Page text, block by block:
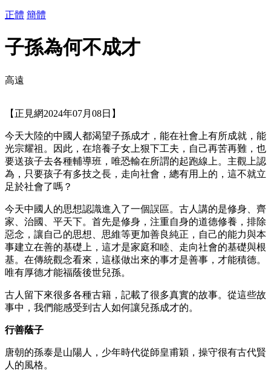
正體 簡體
子孫為何不成才
高遠
【正見網2024年07月08日】
今天大陸的中國人都渴望子孫成才，能在社會上有所成就，能
光宗耀祖。因此，在培養子女上狠下工夫，自己再苦再難，也
要送孩子去各種輔導班，唯恐輸在所謂的起跑線上。主觀上認
為，只要孩子有多技之長，走向社會，總有用上的，這不就立
足於社會了嗎？
今天中國人的思想認識進入了一個誤區。古人講的是修身、齊
家、治國、平天下。首先是修身，注重自身的道德修養，排除
惡念，讓自己的思想、思維等更加善良純正，自己的能力與本
事建立在善的基礎上，這才是家庭和睦、走向社會的基礎與根
基。在傳統觀念看來，這樣做出來的事才是善事，才能積德。
唯有厚德才能福蔭後世兒孫。
古人留下來很多各種古籍，記載了很多真實的故事。從這些故
事中，我們能感受到古人如何讓兒孫成才的。
行善蔭子
唐朝的孫泰是山陽人，少年時代從師皇甫穎，操守很有古代賢
人的風格。